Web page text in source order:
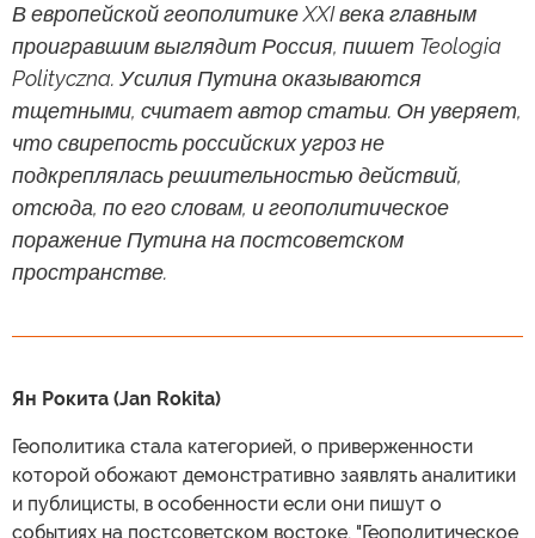
В европейской геополитике XXI века главным
проигравшим выглядит Россия, пишет Teologia
Polityczna. Усилия Путина оказываются
тщетными, считает автор статьи. Он уверяет,
что свирепость российских угроз не
подкреплялась решительностью действий,
отсюда, по его словам, и геополитическое
поражение Путина на постсоветском
пространстве.
Ян Рокита (Jan Rokita)
Геополитика стала категорией, о приверженности
которой обожают демонстративно заявлять аналитики
и публицисты, в особенности если они пишут о
событиях на постсоветском востоке. "Геополитическое